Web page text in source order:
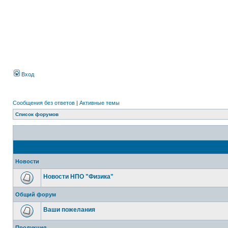
Вход
Сообщения без ответов | Активные темы
Список форумов
Новости
Новости НПО "Физика"
Общий форум
Ваши пожелания